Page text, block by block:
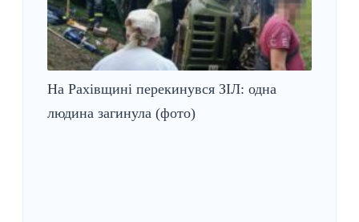
На Рахівщині перекинувся ЗІЛ: одна
людина загинула (фото)